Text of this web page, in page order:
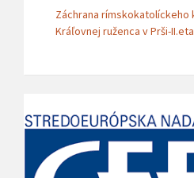
Záchrana rímskokatolíckeho
Kráľovnej ruženca v Prši-